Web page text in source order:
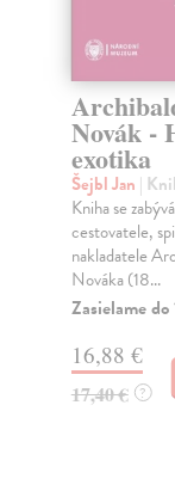
Novák -
exotika
Šejbl Jan |
Kniha se
cestovatele,
nakladatele
Nováka (18...
Zasielame
16,88 €
17,40 € ?